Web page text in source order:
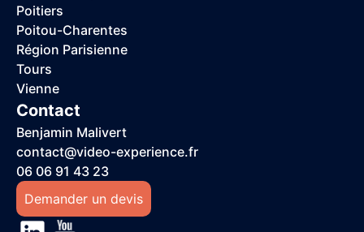
Poitiers
Poitou-Charentes
Région Parisienne
Tours
Vienne
Contact
Benjamin Malivert
contact@video-experience.fr
06 06 91 43 23
Demander un devis